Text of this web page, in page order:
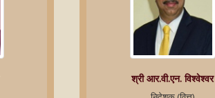
श्री आर.वी.एन. विश्वेश्वर